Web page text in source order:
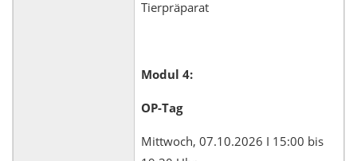
Tierpräparat
Modul 4:
OP-Tag
Mittwoch, 07.10.2026 I 15:00 bis